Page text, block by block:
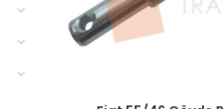
Fiyatları görmek için bayi